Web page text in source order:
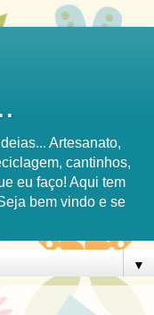
Artesanato,
cantinhos,
eu faço! Aqui tem
bem vindo e se
▼